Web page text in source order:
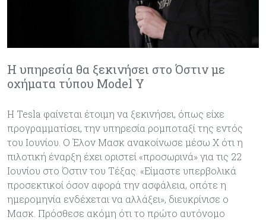
Η υπηρεσία θα ξεκινήσει στο Όστιν με
οχήματα τύπου Model Y
Η Tesla φαίνεται έτοιμη να ξεκινήσει, όπως είχε
προγραμματίσει, την υπηρεσία ρομποταξί της εντός
του Ιουνίου. Ο Έλον Μασκ ανακοίνωσε μέσω X ότι η
πιλοτική έναρξη έχει οριστεί «προσωρινά» για τις 22
Ιουνίου στο Όστιν του Τέξας. «Είμαστε υπερβολικά
προσεκτικοί όσον αφορά την ασφάλεια, οπότε η
ημερομηνία ενδέχεται να αλλάξει», διευκρίνισε ο
Μασκ. Πρόσθεσε ακόμη ότι το πρώτο αυτόνομο